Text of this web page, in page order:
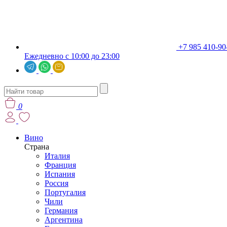
+7 985 410-
Ежедневно с 10:00 до 23:00
0
Вино
Страна
Италия
Франция
Испания
Россия
Португалия
Чили
Германия
Аргентина